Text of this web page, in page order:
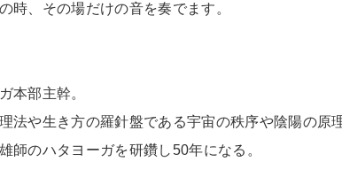
時、その場だけの音を奏でます。
本部主幹。
法や生き方の羅針盤である宇宙の秩序や陰陽の原
師のハタヨーガを研鑽し50年になる。